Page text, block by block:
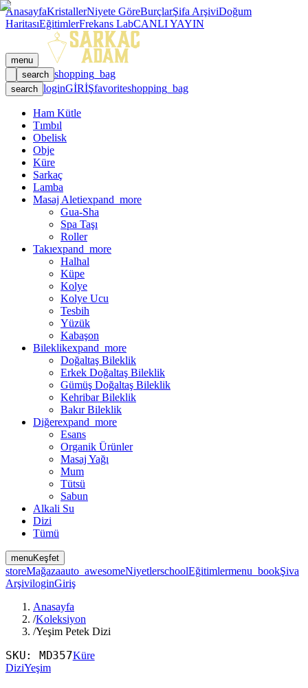
AnasayfaKristallerNiyete GöreBurçlarŞifa ArşiviDoğum
HaritasıEğitimlerFrekans LabCANLI YAYIN
menu
search shopping_bag
search loginGİRİŞfavoriteshopping_bag
Ham Kütle
Tımbıl
Obelisk
Obje
Küre
Sarkaç
Lamba
Masaj Aletiexpand_more
Gua-Sha
Spa Taşı
Roller
Takıexpand_more
Halhal
Küpe
Kolye
Kolye Ucu
Tesbih
Yüzük
Kabaşon
Bileklikexpand_more
Doğaltaş Bileklik
Erkek Doğaltaş Bileklik
Gümüş Doğaltaş Bileklik
Kehribar Bileklik
Bakır Bileklik
Diğerexpand_more
Esans
Organik Ürünler
Masaj Yağı
Mum
Tütsü
Sabun
Alkali Su
Dizi
Tümü
menuKeşfet
storeMağazaauto_awesomeNiyetlerschoolEğitimlermenu_bookŞiva
ArşiviloginGiriş
Anasayfa
/Koleksiyon
/Yeşim Petek Dizi
SKU: MD357Küre
DiziYeşim